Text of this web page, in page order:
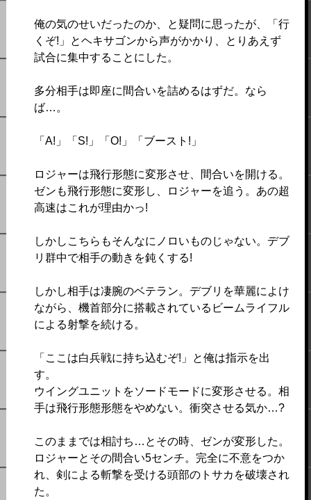
俺の気のせいだったのか、と疑問に思ったが、「行
くぞ!」とヘキサゴンから声がかかり、とりあえず
試合に集中することにした。
多分相手は即座に間合いを詰めるはずだ。なら
ば…。
「A!」「S!」「O!」「ブースト!」
ロジャーは飛行形態に変形させ、間合いを開ける。
ゼンも飛行形態に変形し、ロジャーを追う。あの超
高速はこれが理由かっ!
しかしこちらもそんなにノロいものじゃない。デブ
リ群中で相手の動きを鈍くする!
しかし相手は凄腕のベテラン。デブリを華麗によけ
ながら、機首部分に搭載されているビームライフル
による射撃を続ける。
「ここは白兵戦に持ち込むぞ!」と俺は指示を出
す。
ウイングユニットをソードモードに変形させる。相
手は飛行形態形態をやめない。衝突させる気か…?
このままでは相討ち…とその時、ゼンが変形した。
ロジャーとその間合い5センチ。完全に不意をつか
れ、剣による斬撃を受ける頭部のトサカを破壊され
た。